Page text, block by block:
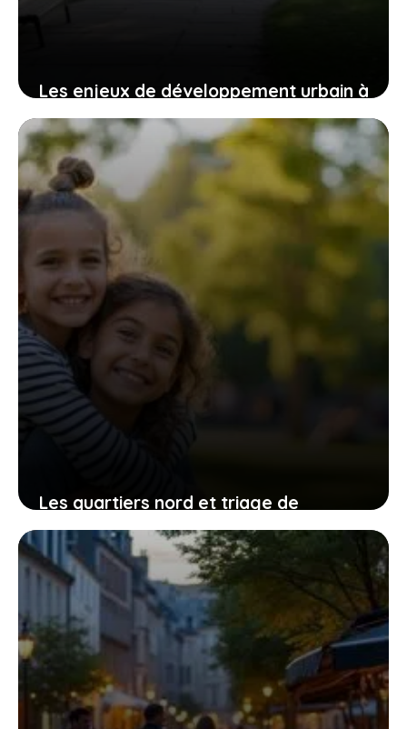
Les enjeux de développement urbain à
Saint-Genis-Laval : focus sur les
quartiers chauds
4 août 2026
Les quartiers nord et triage de
Villeneuve-Saint-Georges : entre défis
et transformations
3 août 2026